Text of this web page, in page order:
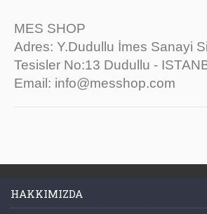
MES SHOP
Adres: Y.Dudullu İmes Sanayi
Tesisler No:13 Dudullu -
Email: info@messhop.com
HAKKIMIZDA